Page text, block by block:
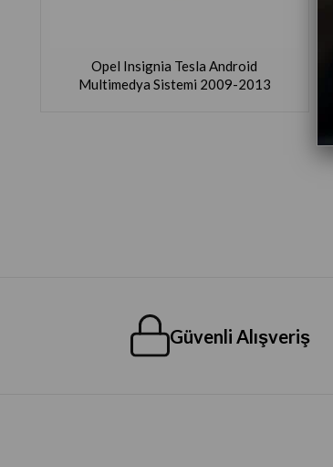
Opel Insignia Tesla Android
Multimedya Sistemi 2009-2013
Güvenli Alışveriş